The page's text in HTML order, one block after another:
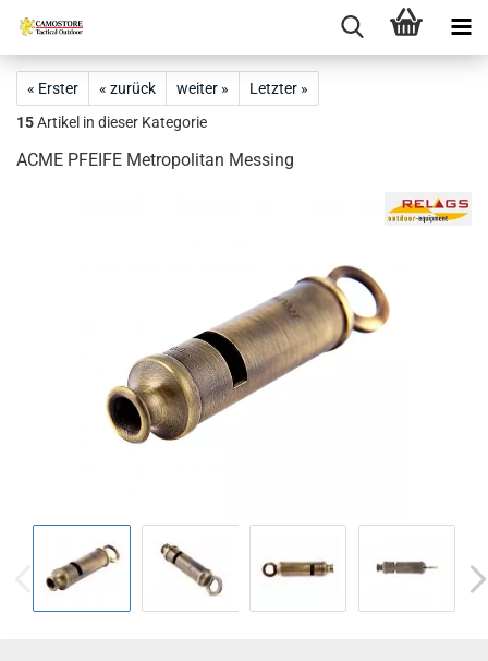
« Erster « zurück weiter »
Letzter »
15Artikel in dieser Kategorie
ACME PFEIFE Metropolitan Messing